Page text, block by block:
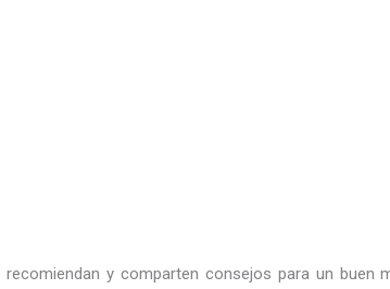
recomiendan y comparten consejos para un buen